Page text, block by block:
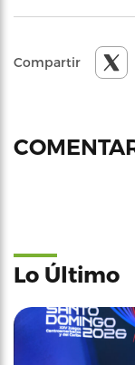
Compartir
Lo Último